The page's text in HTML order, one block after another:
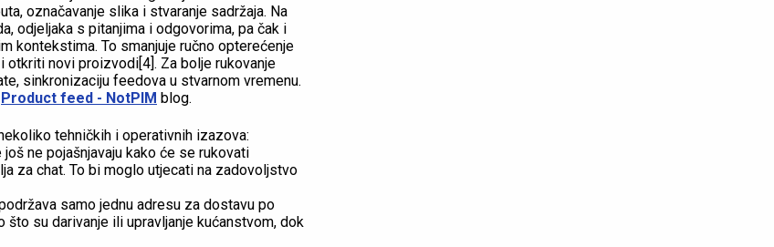
označavanje slika i stvaranje sadržaja. Na
odjeljaka s pitanjima i odgovorima, pa čak i
kontekstima. To smanjuje ručno opterećenje
otkriti novi proizvodi[4]. Za bolje rukovanje
sinkronizaciju feedova u stvarnom vremenu.
Product feed - NotPIM blog.
tehničkih i operativnih izazova:
ne pojašnjavaju kako će se rukovati
za chat. To bi moglo utjecati na zadovoljstvo
samo jednu adresu za dostavu po
su darivanje ili upravljanje kućanstvom, dok